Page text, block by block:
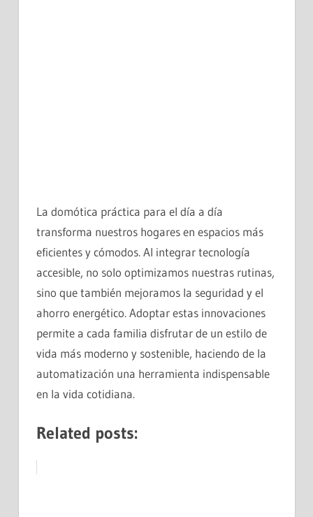
La domótica práctica para el día a día
transforma nuestros hogares en espacios más
eficientes y cómodos. Al integrar tecnología
accesible, no solo optimizamos nuestras rutinas,
sino que también mejoramos la seguridad y el
ahorro energético. Adoptar estas innovaciones
permite a cada familia disfrutar de un estilo de
vida más moderno y sostenible, haciendo de la
automatización una herramienta indispensable
en la vida cotidiana.
Related posts: